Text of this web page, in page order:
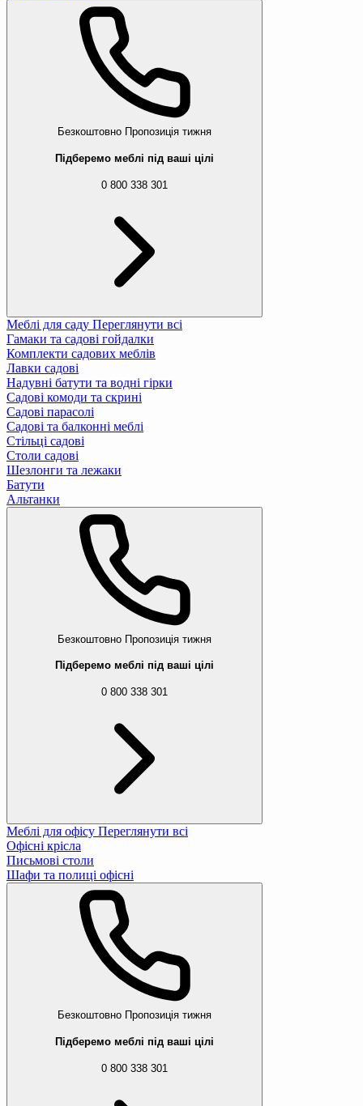
Безкоштовно Пропозиція тижня
Підберемо меблі під ваші цілі
0 800 338 301
Меблі для саду Переглянути всі
Гамаки та садові гойдалки
Комплекти садових меблів
Лавки садові
Надувні батути та водні гірки
Садові комоди та скрині
Садові парасолі
Садові та балконні меблі
Стільці садові
Столи садові
Шезлонги та лежаки
Батути
Альтанки
Безкоштовно Пропозиція тижня
Підберемо меблі під ваші цілі
0 800 338 301
Меблі для офісу Переглянути всі
Офісні крісла
Письмові столи
Шафи та полиці офісні
Безкоштовно Пропозиція тижня
Підберемо меблі під ваші цілі
0 800 338 301